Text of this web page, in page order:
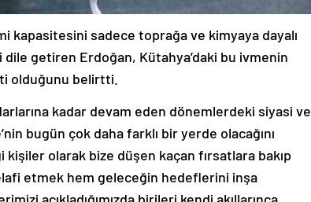
kapasitesini sadece toprağa ve kimyaya dayalı
getiren Erdoğan, Kütahya’daki bu ivmenin
olduğunu belirtti.
kadar devam eden dönemlerdeki siyasi ve
bugün çok daha farklı bir yerde olacağını
olarak bize düşen kaçan fırsatlara bakıp
etmek hem geleceğin hedeflerini inşa